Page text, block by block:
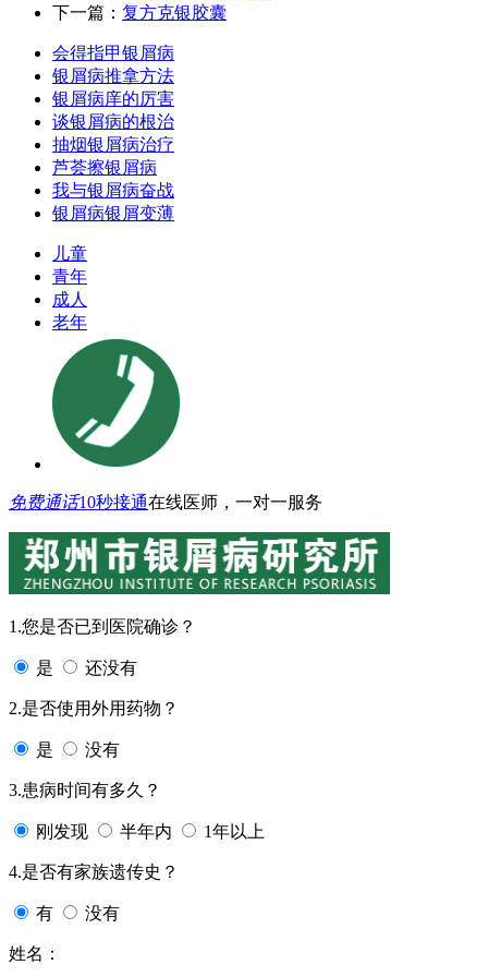
下一篇： 复方克银胶囊
会得指甲银屑病
银屑病推拿方法
银屑病庠的厉害
谈银屑病的根治
抽烟银屑病治疗
芦荟擦银屑病
我与银屑病奋战
银屑病银屑变薄
儿童
青年
成人
老年
免费通话10秒接通在线医师，一对一服务
1.您是否已到医院确诊？
是 还没有
2.是否使用外用药物？
是 没有
3.患病时间有多久？
刚发现 半年内 1年以上
4.是否有家族遗传史？
有 没有
姓名：